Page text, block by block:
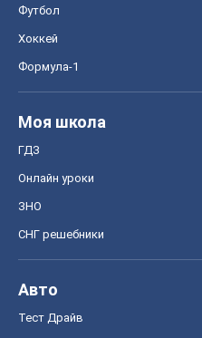
Футбол
Хоккей
Формула-1
Моя школа
ГДЗ
Онлайн уроки
ЗНО
СНГ решебники
Авто
Тест Драйв